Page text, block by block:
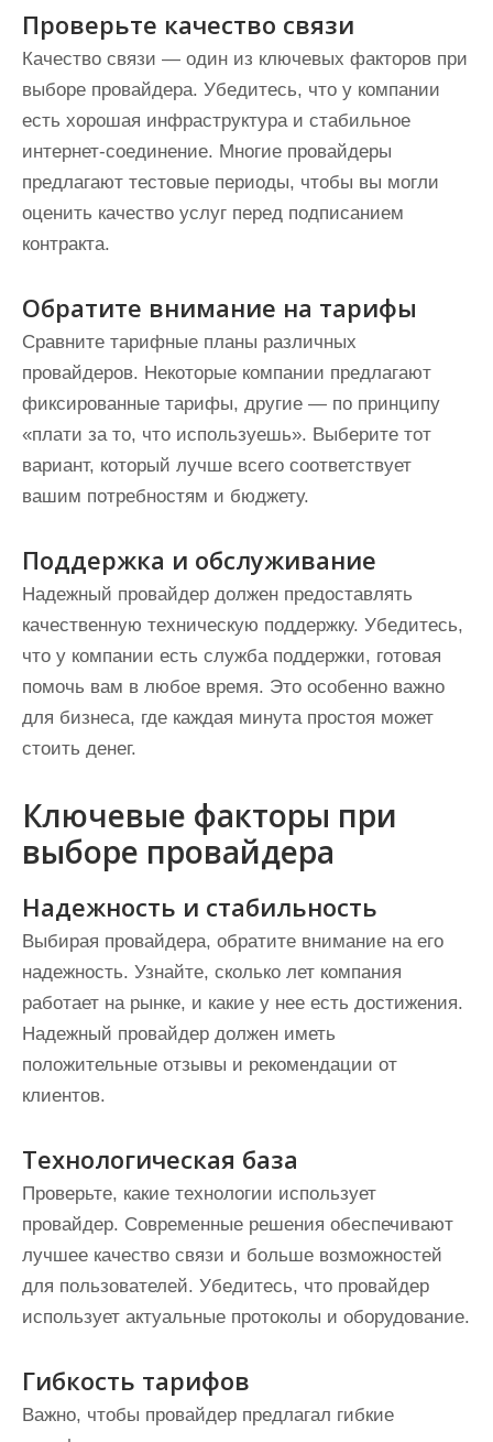
Проверьте качество связи
Качество связи — один из ключевых факторов при
выборе провайдера. Убедитесь, что у компании
есть хорошая инфраструктура и стабильное
интернет-соединение. Многие провайдеры
предлагают тестовые периоды, чтобы вы могли
оценить качество услуг перед подписанием
контракта.
Обратите внимание на тарифы
Сравните тарифные планы различных
провайдеров. Некоторые компании предлагают
фиксированные тарифы, другие — по принципу
«плати за то, что используешь». Выберите тот
вариант, который лучше всего соответствует
вашим потребностям и бюджету.
Поддержка и обслуживание
Надежный провайдер должен предоставлять
качественную техническую поддержку. Убедитесь,
что у компании есть служба поддержки, готовая
помочь вам в любое время. Это особенно важно
для бизнеса, где каждая минута простоя может
стоить денег.
Ключевые факторы при
выборе провайдера
Надежность и стабильность
Выбирая провайдера, обратите внимание на его
надежность. Узнайте, сколько лет компания
работает на рынке, и какие у нее есть достижения.
Надежный провайдер должен иметь
положительные отзывы и рекомендации от
клиентов.
Технологическая база
Проверьте, какие технологии использует
провайдер. Современные решения обеспечивают
лучшее качество связи и больше возможностей
для пользователей. Убедитесь, что провайдер
использует актуальные протоколы и оборудование.
Гибкость тарифов
Важно, чтобы провайдер предлагал гибкие